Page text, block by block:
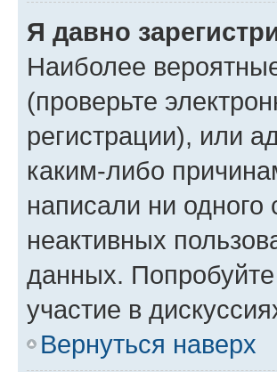
Я давно
Наиболее
(проверьте
регистрации), или
каким-либо
написали ни
неактивных
данных. Попробуйте
участие в
Вернуться наверх